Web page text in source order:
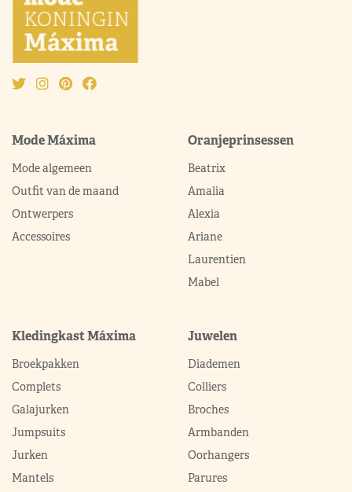
Mode Máxima
Mode algemeen
Outfit van de maand
Ontwerpers
Accessoires
Oranjeprinsessen
Beatrix
Amalia
Alexia
Ariane
Laurentien
Mabel
Kledingkast Máxima
Broekpakken
Complets
Galajurken
Jumpsuits
Jurken
Mantels
Juwelen
Diademen
Colliers
Broches
Armbanden
Oorhangers
Parures